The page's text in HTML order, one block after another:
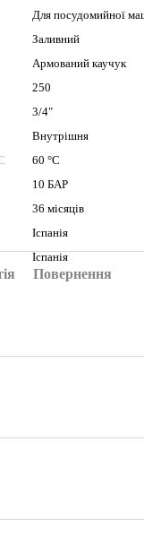
Для посудомийної
Заливний
Армований каучук
250
3/4"
Внутрішня
60 °C
10 БАР
36 місяців
Іспанія
Іспанія
Повернення